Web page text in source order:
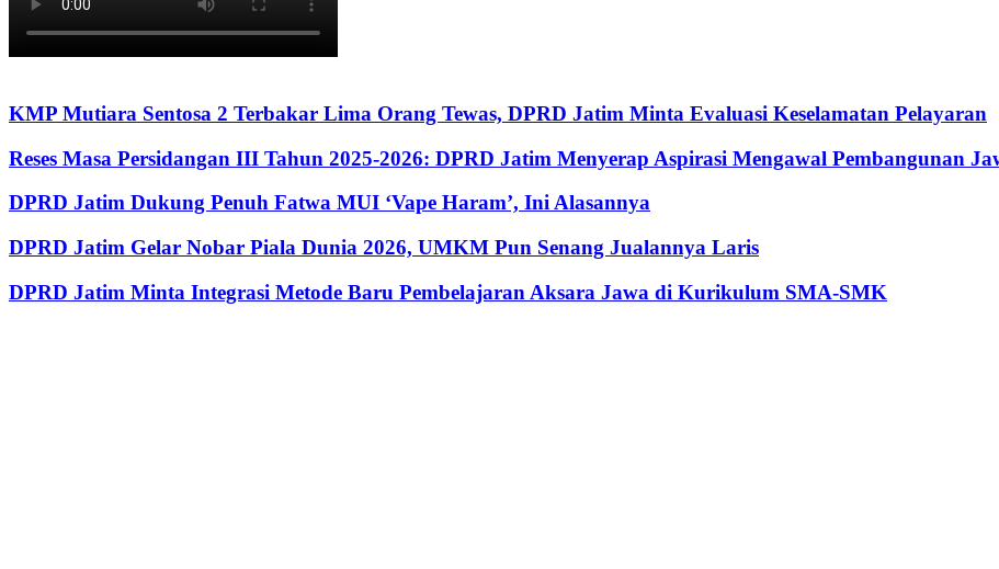
KMP Mutiara Sentosa 2 Terbakar Lima Orang Tewas, DPRD Jatim Minta Evaluasi Keselamatan Pelayaran
Reses Masa Persidangan III Tahun 2025-2026: DPRD Jatim Menyerap Aspirasi Mengawal Pembangunan
DPRD Jatim Dukung Penuh Fatwa MUI ‘Vape Haram’, Ini Alasannya
DPRD Jatim Gelar Nobar Piala Dunia 2026, UMKM Pun Senang Jualannya Laris
DPRD Jatim Minta Integrasi Metode Baru Pembelajaran Aksara Jawa di Kurikulum SMA-SMK